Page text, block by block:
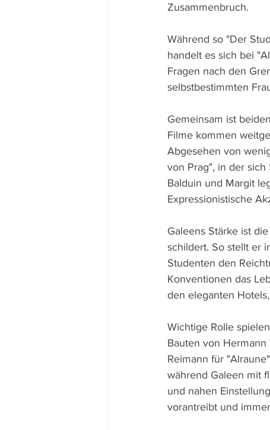
Zusammenbruch.
Während so "Der
handelt es sich bei
Fragen nach den
selbstbestimmten
Gemeinsam ist
Filme kommen
Abgesehen von
von Prag", in der
Balduin und Margit
Expressionistische
Galeens Stärke ist
schildert. So stellt er
Studenten den
Konventionen das
den eleganten
Wichtige Rolle
Bauten von
Reimann für
während Galeen mit
und nahen
vorantreibt und